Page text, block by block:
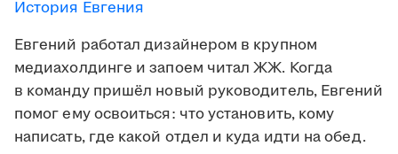
История Евгения
Евгений работал дизайнером в крупном
медиахолдинге и запоем читал ЖЖ. Когда
в команду пришёл новый руководитель, Евгений
помог ему освоиться: что установить, кому
написать, где какой отдел и куда идти на обед.